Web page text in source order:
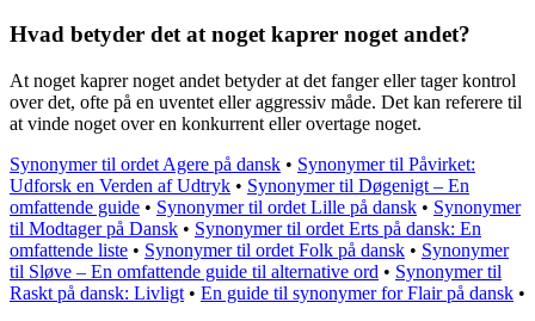
Hvad betyder det at noget kaprer noget andet?
At noget kaprer noget andet betyder at det fanger eller tager kontrol
over det, ofte på en uventet eller aggressiv måde. Det kan referere til
at vinde noget over en konkurrent eller overtage noget.
Synonymer til ordet Agere på dansk • Synonymer til Påvirket:
Udforsk en Verden af Udtryk • Synonymer til Døgenigt – En
omfattende guide • Synonymer til ordet Lille på dansk • Synonymer
til Modtager på Dansk • Synonymer til ordet Erts på dansk: En
omfattende liste • Synonymer til ordet Folk på dansk • Synonymer
til Sløve – En omfattende guide til alternative ord • Synonymer til
Raskt på dansk: Livligt • En guide til synonymer for Flair på dansk •